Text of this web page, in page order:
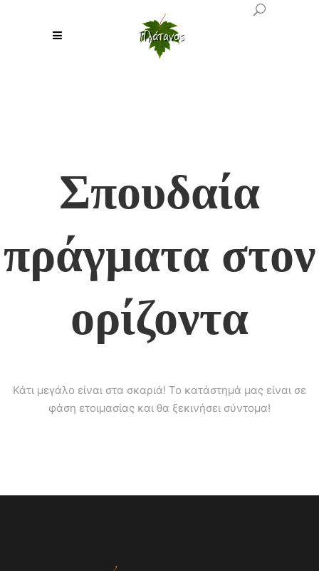
Σπουδαία
πράγματα στον
ορίζοντα
Κάτι μεγάλο είναι στα σκαριά! Το κατάστημά μας είναι σε
φάση ετοιμασίας και θα ξεκινήσει σύντομα!